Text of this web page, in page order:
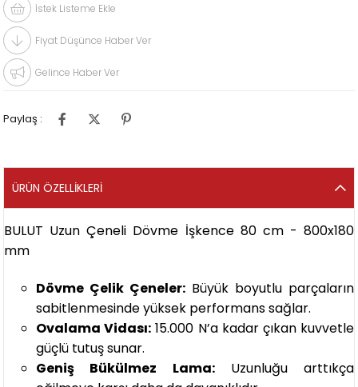
İstek Listeme Ekle
Fiyat Düşünce Haber Ver
Gelince Haber Ver
Paylaş :
ÜRÜN ÖZELLIKLERI
BULUT Uzun Çeneli Dövme İşkence 80 cm - 800x180
mm
Dövme Çelik Çeneler: Büyük boyutlu parçaların
sabitlenmesinde yüksek performans sağlar.
Ovalama Vidası: 15.000 N’a kadar çıkan kuvvetle
güçlü tutuş sunar.
Geniş Bükülmez Lama:Uzunluğu arttıkça